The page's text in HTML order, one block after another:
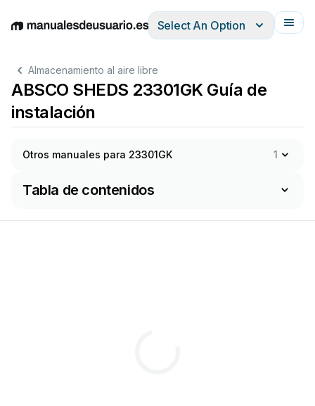
EnglishDeutschEspañolItalianoFrançais
Select An Option
Almacenamiento al aire libre
ABSCO SHEDS 23301GK Guía de
instalación
Otros manuales para 23301GK 1
Tabla de contenidos